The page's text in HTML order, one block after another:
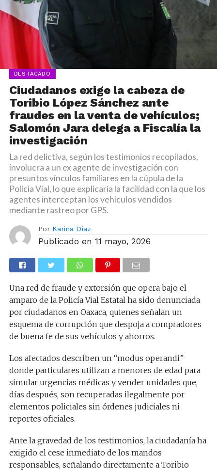
DESTACADO
Ciudadanos exige la cabeza de
Toribio López Sánchez ante
fraudes en la venta de vehículos;
Salomón Jara delega a Fiscalía la
investigación
La red delictiva, según los testimonios recopilados,
involucra a un ex agente de investigación con
presuntos vínculos familiares en la cúpula de la
Policía Vial, lo que explicaría la facilidad con la que los
agentes interceptan los vehículos vendidos
mediante rastreo por GPS.
Por Karina Díaz
Publicado en 11 mayo, 2026
Una red de fraude y extorsión que opera bajo el
amparo de la Policía Vial Estatal ha sido denunciada
por ciudadanos en Oaxaca, quienes señalan un
esquema de corrupción que despoja a compradores
de buena fe de sus vehículos y ahorros.
Los afectados describen un “modus operandi”
donde particulares utilizan a menores de edad para
simular urgencias médicas y vender unidades que,
días después, son recuperadas ilegalmente por
elementos policiales sin órdenes judiciales ni
reportes oficiales.
Ante la gravedad de los testimonios, la ciudadanía ha
exigido el cese inmediato de los mandos
responsables, señalando directamente a Toribio